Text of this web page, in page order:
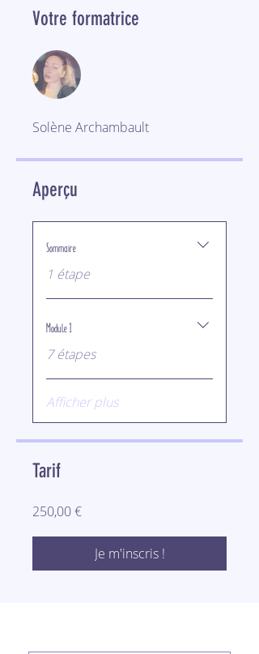
Votre formatrice
Solène Archambault
Aperçu
Sommaire
1 étape
Module 1
7 étapes
Afficher plus
Tarif
250,00 €
Je m'inscris !